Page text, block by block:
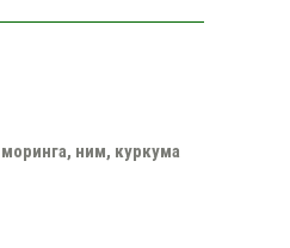
ним, куркума